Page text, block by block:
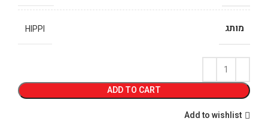
מותג HIPPI
ADD TO CART
Add to wishlist